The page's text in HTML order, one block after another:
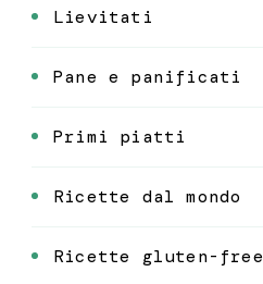
Lievitati
Pane e panificati
Primi piatti
Ricette dal mondo
Ricette gluten-free